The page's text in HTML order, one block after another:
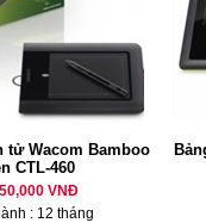
tử Wacom Bamboo
CTL-460
VNĐ
: 12 tháng